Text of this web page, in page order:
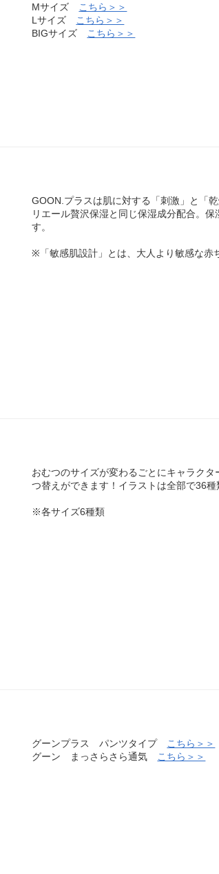
Mサイズ こちら＞＞
Lサイズ こちら＞＞
BIGサイズ こちら＞＞
GOON.プラスは肌に対する「刺激」と「
リエール贅沢保湿と同じ保湿成分配合。
す。
※「敏感肌設計」とは、大人より敏感な赤
おむつのサイズが変わるごとにキャラク
つ替えができます！イラストは全部で36種
※各サイズ6種類
グーンプラス パンツタイプ こちら＞＞
グーン まっさらさら通気 こちら＞＞